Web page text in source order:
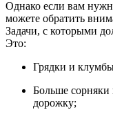
Однако если вам
можете обратить
Задачи, с которыми
Это:
Грядки и
Больше сорняки
дорожку;